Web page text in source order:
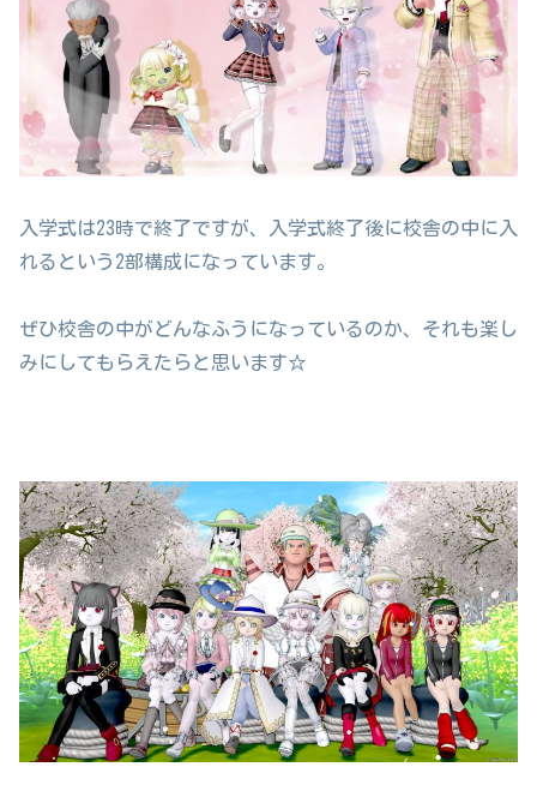
入学式は23時で終了ですが、入学式終了後に校舎の中に入
れるという2部構成になっています。
ぜひ校舎の中がどんなふうになっているのか、それも楽し
みにしてもらえたらと思います☆